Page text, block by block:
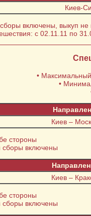
Киев-
включены, выкуп
с 02.11.11 по
•
•
Киев –
стороны
сборы включены
Киев –
стороны
сборы включены